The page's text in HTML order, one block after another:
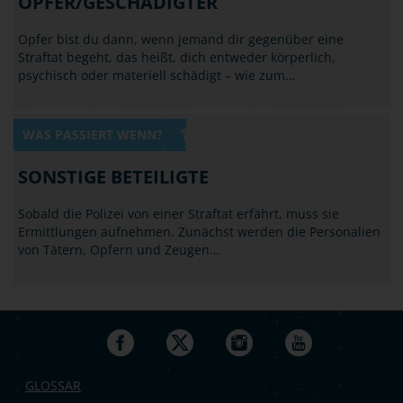
Opfer bist du dann, wenn jemand dir gegenüber eine
Straftat begeht, das heißt, dich entweder körperlich,
psychisch oder materiell schädigt – wie zum…
WAS PASSIERT WENN?
SONSTIGE BETEILIGTE
Sobald die Polizei von einer Straftat erfährt, muss sie
Ermittlungen aufnehmen. Zunächst werden die Personalien
von Tätern, Opfern und Zeugen…
GLOSSAR